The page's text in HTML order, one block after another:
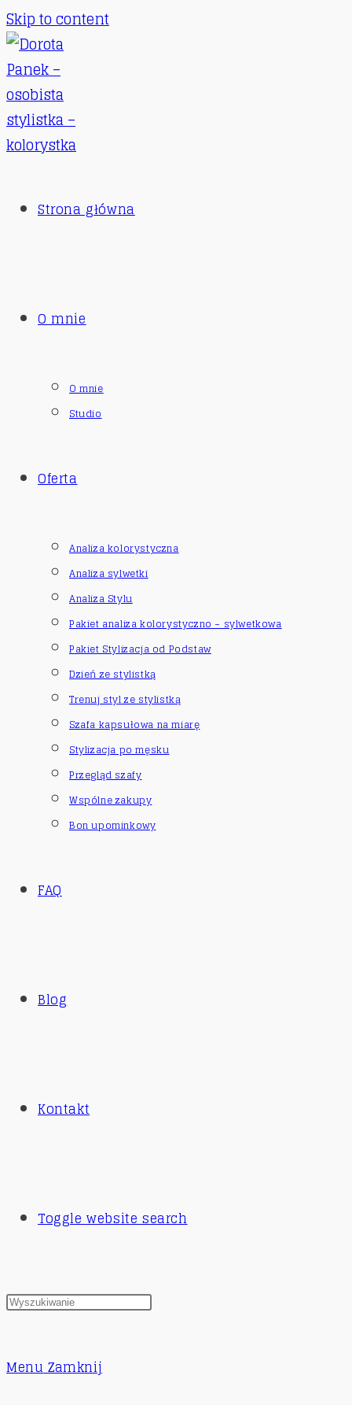
Skip to content
Strona główna
O mnie
O mnie
Studio
Oferta
Analiza kolorystyczna
Analiza sylwetki
Analiza Stylu
Pakiet analiza kolorystyczno – sylwetkowa
Pakiet Stylizacja od Podstaw
Dzień ze stylistką
Trenuj styl ze stylistką
Szafa kapsułowa na miarę
Stylizacja po męsku
Przegląd szafy
Wspólne zakupy
Bon upominkowy
FAQ
Blog
Kontakt
Toggle website search
Menu Zamknij